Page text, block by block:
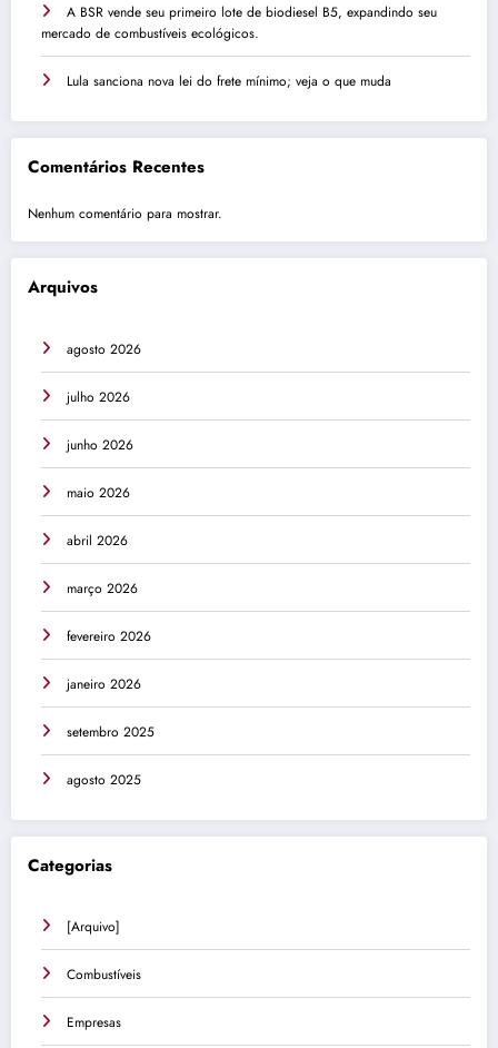
A BSR vende seu primeiro lote de biodiesel B5, expandindo seu
mercado de combustíveis ecológicos.
Lula sanciona nova lei do frete mínimo; veja o que muda
Comentários Recentes
Nenhum comentário para mostrar.
Arquivos
agosto 2026
julho 2026
junho 2026
maio 2026
abril 2026
março 2026
fevereiro 2026
janeiro 2026
setembro 2025
agosto 2025
Categorias
[Arquivo]
Combustíveis
Empresas